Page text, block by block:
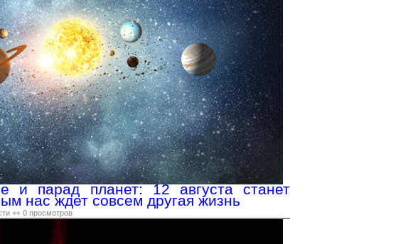
и парад планет: 12 августа станет
нас ждет совсем другая жизнь
👀 0 просмотров